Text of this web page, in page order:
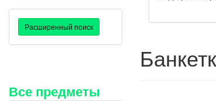
Расширенный поиск
Все предметы